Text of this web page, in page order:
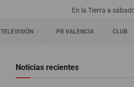
En la Tierra a
TELEVISIÓN PR VALENCIA CLUB
Noticias recientes